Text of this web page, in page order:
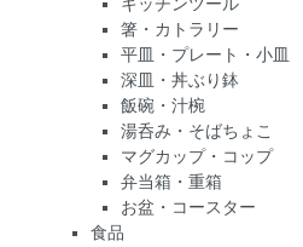
箸・カトラリー
平皿・プレート・小皿
深皿・丼ぶり鉢
飯碗・汁椀
湯呑み・そばちょこ
マグカップ・コップ
弁当箱・重箱
お盆・コースター
食品